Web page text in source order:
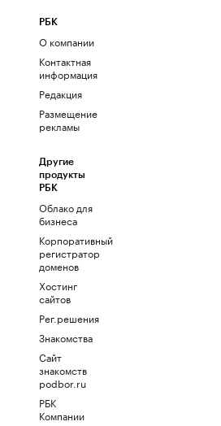
РБК
О компании
Контактная
информация
Редакция
Размещение
рекламы
Другие
продукты
РБК
Облако для
бизнеса
Корпоративный
регистратор
доменов
Хостинг
сайтов
Рег.решения
Знакомства
Сайт
знакомств
podbor.ru
РБК
Компании